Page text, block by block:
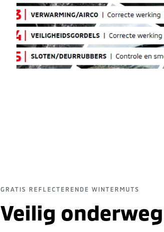
GRATIS REFLECTERENDE WINTERMUTS
Veilig onderweg